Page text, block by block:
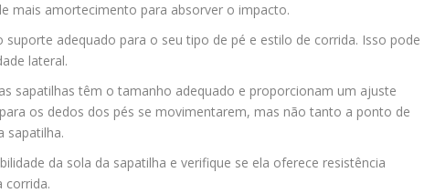
mais amortecimento para absorver o impacto.
suporte adequado para o seu tipo de pé e estilo de corrida. Isso pode
lateral.
sapatilhas têm o tamanho adequado e proporcionam um ajuste
os dedos dos pés se movimentarem, mas não tanto a ponto de
sapatilha.
da sola da sapatilha e verifique se ela oferece resistência
corrida.